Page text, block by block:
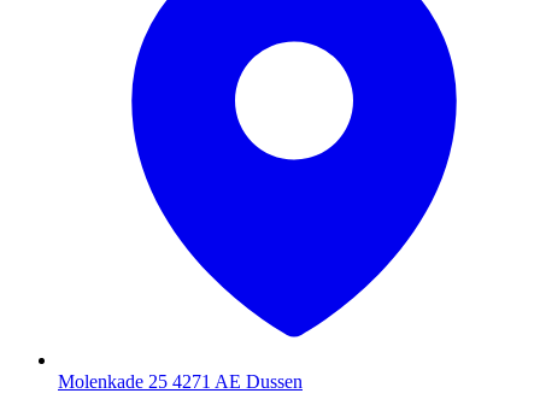
Molenkade 25 4271 AE Dussen